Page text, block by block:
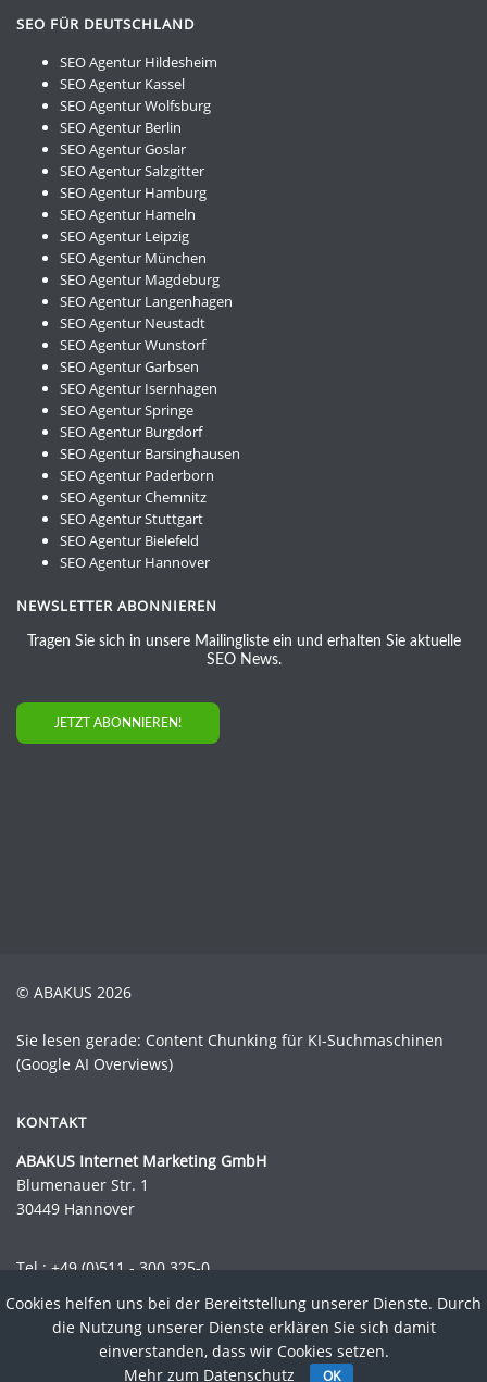
SEO FÜR DEUTSCHLAND
SEO Agentur Hildesheim
SEO Agentur Kassel
SEO Agentur Wolfsburg
SEO Agentur Berlin
SEO Agentur Goslar
SEO Agentur Salzgitter
SEO Agentur Hamburg
SEO Agentur Hameln
SEO Agentur Leipzig
SEO Agentur München
SEO Agentur Magdeburg
SEO Agentur Langenhagen
SEO Agentur Neustadt
SEO Agentur Wunstorf
SEO Agentur Garbsen
SEO Agentur Isernhagen
SEO Agentur Springe
SEO Agentur Burgdorf
SEO Agentur Barsinghausen
SEO Agentur Paderborn
SEO Agentur Chemnitz
SEO Agentur Stuttgart
SEO Agentur Bielefeld
SEO Agentur Hannover
NEWSLETTER ABONNIEREN
Tragen Sie sich in unsere Mailingliste ein und erhalten Sie aktuelle
SEO News.
JETZT ABONNIEREN!
© ABAKUS 2026
Sie lesen gerade: Content Chunking für KI-Suchmaschinen
(Google AI Overviews)
KONTAKT
ABAKUS Internet Marketing GmbH
Blumenauer Str. 1
30449 Hannover
Tel.: +49 (0)511 - 300 325-0
Mail:info@abakus-internet-marketing.de
Datenschutz AGB Newsletter Kontakt Sitemap
Cookies helfen uns bei der Bereitstellung unserer Dienste. Durch
die Nutzung unserer Dienste erklären Sie sich damit
einverstanden, dass wir Cookies setzen.
Mehr zum Datenschutz
OK